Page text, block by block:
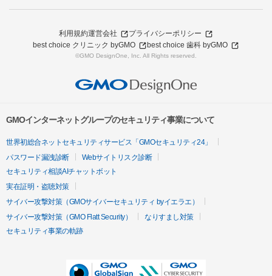
利用規約運営会社
プライバシーポリシー
best choice クリニック byGMO
best choice 歯科 byGMO
©GMO DesignOne, Inc. All Rights reserved.
GMOインターネットグループのセキュリティ事業について
世界初総合ネットセキュリティサービス「GMOセキュリティ24」
パスワード漏洩診断
Webサイトリスク診断
セキュリティ相談AIチャットボット
実在証明・盗聴対策
サイバー攻撃対策（GMOサイバーセキュリティ byイエラエ）
サイバー攻撃対策（GMO Flatt Security）
なりすまし対策
セキュリティ事業の軌跡